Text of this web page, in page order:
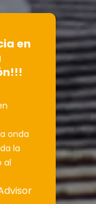
en
onda
la
al